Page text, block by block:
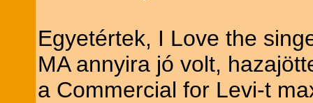
Egyetértek, I Love the
MA annyira jó volt,
a Commercial for Levi-t